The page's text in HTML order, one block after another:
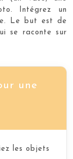
Intégrez un
Le but est de
se raconte sur
une
les objets